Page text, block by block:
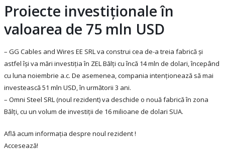
Proiecte investiționale în
valoarea de 75 mln USD
– GG Cables and Wires EE SRL va construi cea de-a treia fabrică și
astfel își va mări investiția în ZEL Bălți cu încă 14 mln de dolari, începând
cu luna noiembrie a.c. De asemenea, compania intenționează să mai
investească 51 mln USD, în următorii 3 ani.
– Omni Steel SRL (noul rezident) va deschide o nouă fabrică în zona
Bălți, cu un volum de investiții de 16 milioane de dolari SUA.
Află acum informația despre noul rezident !
Accesează!